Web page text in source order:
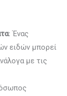
: Ένας
ειδών μπορεί
με τις